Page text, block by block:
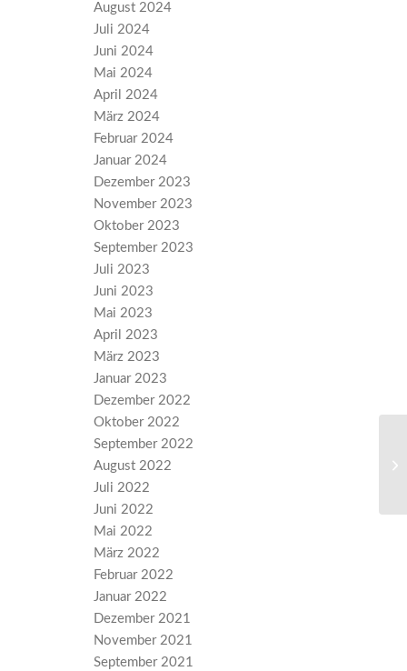
August 2024
Juli 2024
Juni 2024
Mai 2024
April 2024
März 2024
Februar 2024
Januar 2024
Dezember 2023
November 2023
Oktober 2023
September 2023
Juli 2023
Juni 2023
Mai 2023
April 2023
März 2023
Januar 2023
Dezember 2022
Oktober 2022
September 2022
August 2022
Juli 2022
Juni 2022
Mai 2022
März 2022
Februar 2022
Januar 2022
Dezember 2021
November 2021
September 2021